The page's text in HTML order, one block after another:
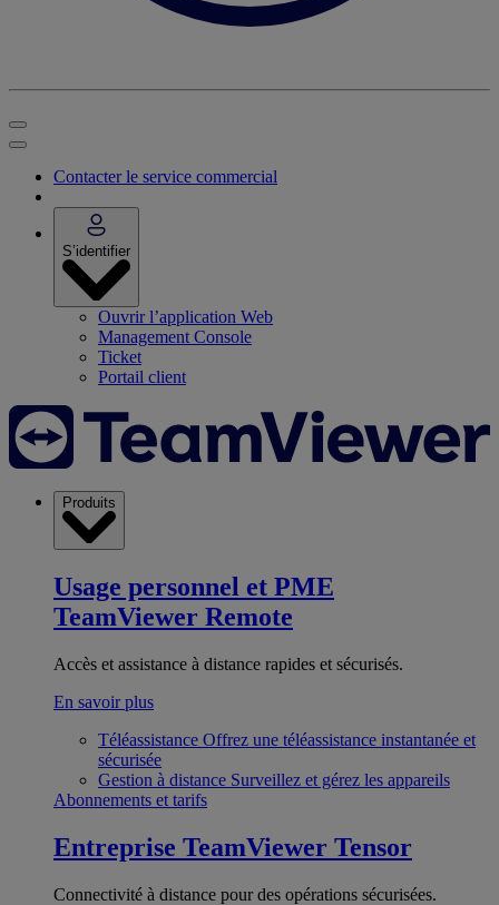
Contacter le service commercial
S’identifier
Ouvrir l’application Web
Management Console
Ticket
Portail client
Produits
Usage personnel et PME
TeamViewer Remote
Accès et assistance à distance rapides et sécurisés.
En savoir plus
Téléassistance Offrez une téléassistance instantanée et
sécurisée
Gestion à distance Surveillez et gérez les appareils
Abonnements et tarifs
Entreprise TeamViewer Tensor
Connectivité à distance pour des opérations sécurisées.